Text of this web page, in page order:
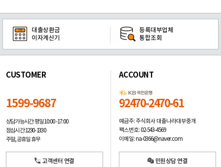
대출상환금
이자계산기
등록대부업체
통합조회
CUSTOMER
1599-9687
상담가능시간: 평일10:00 -17:00
점심시간: 12:30 - 13:30
주말, 공휴일 휴무
고객센터 연결
ACCOUNT
92470-2470-61
예금주: 주식회사 대출나라대부중개
팩스번호: 02-543-4569
이메일: na-0366@naver.com
민원상담 연결